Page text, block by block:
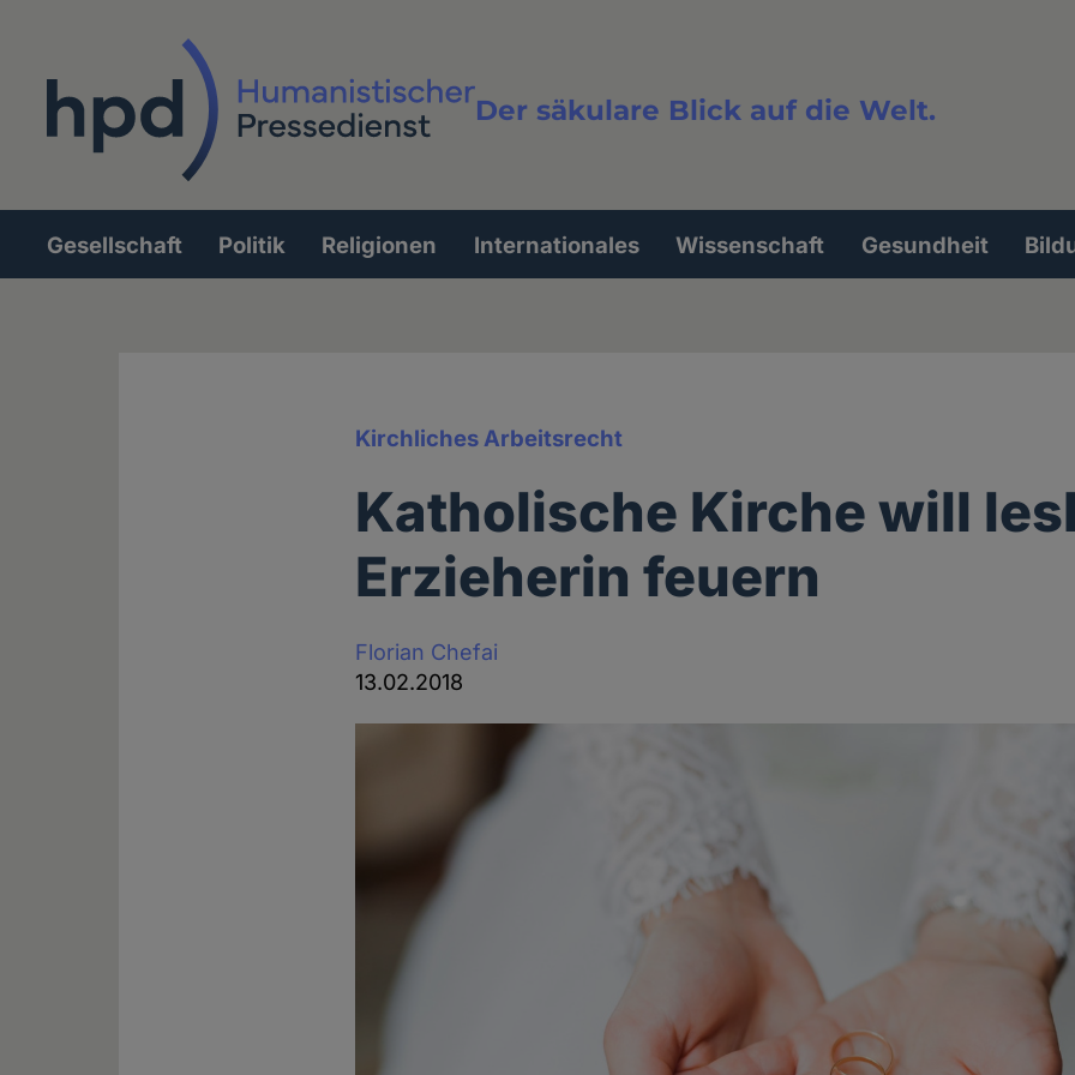
Der säkulare Blick auf die Welt.
Volltextsuche
Hauptnavigation
Gesellschaft Politik Religionen Internationales Wissenschaft Gesundheit
Kirchliches Arbeitsrecht
Katholische Kirche will
Erzieherin feuern
Florian Chefai
13.02.2018